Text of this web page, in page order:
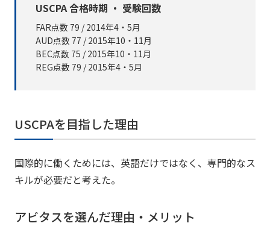
USCPA 合格時期 ・ 受験回数
FAR点数 79 / 2014年4・5月
AUD点数 77 / 2015年10・11月
BEC点数 75 / 2015年10・11月
REG点数 79 / 2015年4・5月
USCPAを目指した理由
国際的に働くためには、英語だけではなく、専門的なス
キルが必要だと考えた。
アビタスを選んだ理由・メリット